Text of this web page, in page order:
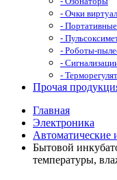
- Очки
-
-
- Роботы-
-
-
Прочая
Главная
Электроника
Автоматические
Бытовой
температуры,